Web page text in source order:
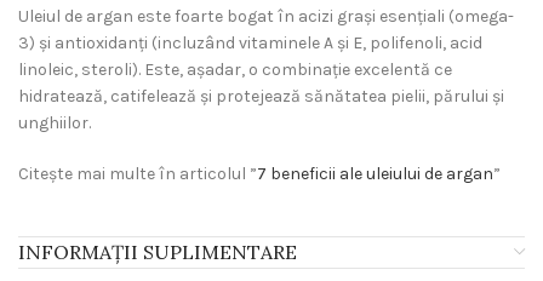
Uleiul de argan este foarte bogat în acizi grași esențiali (omega-
3) și antioxidanți (incluzând vitaminele A și E, polifenoli, acid
linoleic, steroli). Este, așadar, o combinație excelentă ce
hidratează, catifelează și protejează sănătatea pielii, părului și
unghiilor.
Citește mai multe în articolul ”7 beneficii ale uleiului de argan”
INFORMAȚII SUPLIMENTARE